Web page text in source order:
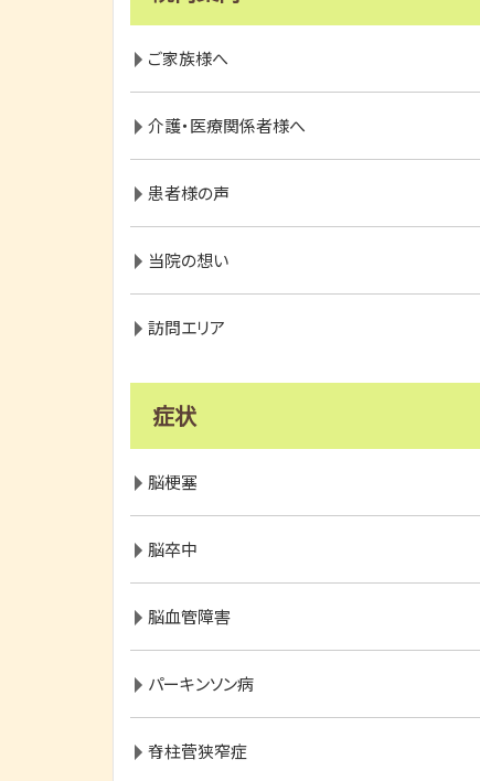
ご家族様へ
介護・医療関係者様へ
患者様の声
当院の想い
訪問エリア
症状
脳梗塞
脳卒中
脳血管障害
パーキンソン病
脊柱菅狭窄症